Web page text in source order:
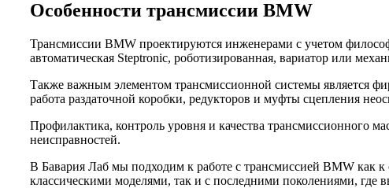
Особенности трансмиссии BMW
Трансмиссии BMW проектируются инженерами с учетом
автоматическая Steptronic, роботизированная, вариатор или
Также важным элементом трансмиссионной системы является
работа раздаточной коробки, редукторов и муфты сцепления
Профилактика, контроль уровня и качества трансмиссионного
неисправностей.
В Бавария Лаб мы подходим к работе с трансмиссией BMW как
классическими моделями, так и с последними поколениями, где